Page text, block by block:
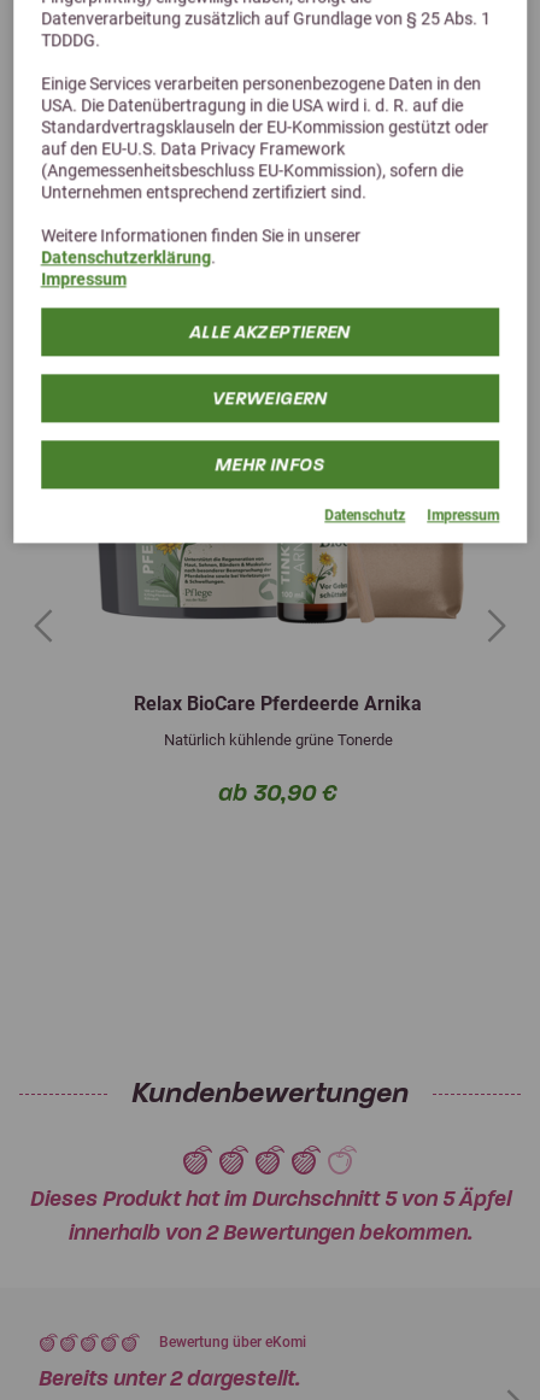
Datenverarbeitung zusätzlich auf Grundlage von § 25 Abs. 1
TDDDG.
Einige Services verarbeiten personenbezogene Daten in den
USA. Die Datenübertragung in die USA wird i. d. R. auf die
Standardvertragsklauseln der EU-Kommission gestützt oder
auf den EU-U.S. Data Privacy Framework
(Angemessenheitsbeschluss EU-Kommission), sofern die
Unternehmen entsprechend zertifiziert sind.
Weitere Informationen finden Sie in unserer
Datenschutzerklärung.
Impressum
ALLE AKZEPTIEREN
VERWEIGERN
MEHR INFOS
Datenschutz Impressum
Alternative Produkte
Relax BioCare Pferdeerde Arnika
Natürlich kühlende grüne Tonerde
ab 30,90 €
Previous Next
Kundenbewertungen
Dieses Produkt hat im Durchschnitt 5 von 5 Äpfel
innerhalb von 2 Bewertungen bekommen.
Bewertung über eKomi
Bereits unter 2 dargestellt.